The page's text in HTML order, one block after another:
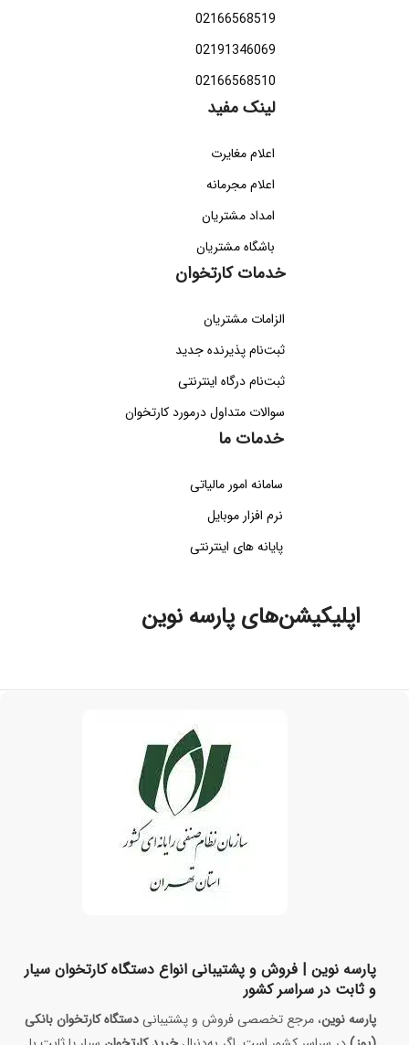
02166568519
02191346069
02166568510
لینک مفید
اعلام مغایرت
اعلام مجرمانه
امداد مشتریان
باشگاه مشتریان
خدمات کارتخوان
الزامات مشتریان
ثبت‌نام پذیرنده جدید
ثبت‌نام درگاه اینترنتی
سوالات متداول درمورد کارتخوان
خدمات ما
سامانه امور مالیاتی
نرم افزار موبایل
پایانه های اینترنتی
اپلیکیشن‌های پارسه نوین
پارسه نوین | فروش و پشتیبانی انواع دستگاه کارتخوان سیار
و ثابت در سراسر کشور
پارسه نوین، مرجع تخصصی فروش و پشتیبانیدستگاه کارتخوان بانکی